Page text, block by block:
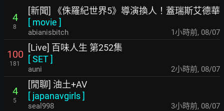
4
8
[新聞] 《侏羅紀世界5》導演換人！蓋瑞斯艾德華
[ movie ]
abianisbitch 1小時前, 08/07
100
181
[Live] 百味人生 第252集
[SET]
auni 2小時前, 08/07
4
5
[閒聊] 油土+AV
[ japanavgirls]
seal998 3小時前, 08/07